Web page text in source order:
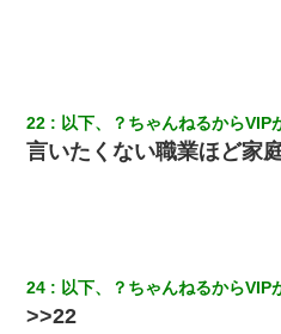
22 以下、？ちゃんねるからVIP
言いたくない職業ほど家
24 以下、？ちゃんねるからVIP
>>22